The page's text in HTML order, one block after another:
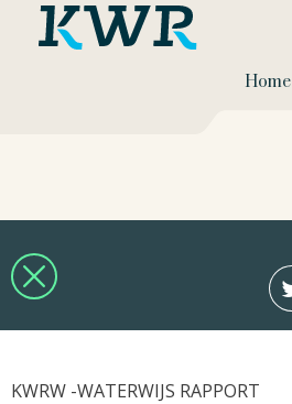
Home
KWRW -WATERWIJS RAPPORT